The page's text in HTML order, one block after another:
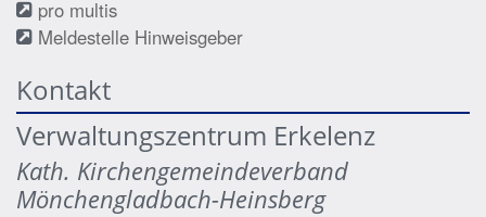
pro multis
Meldestelle Hinweisgeber
Kontakt
Verwaltungszentrum Erkelenz
Kath. Kirchengemeindeverband
Mönchengladbach-Heinsberg